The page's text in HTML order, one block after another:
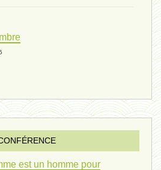
*
2024 *
est un homme pour